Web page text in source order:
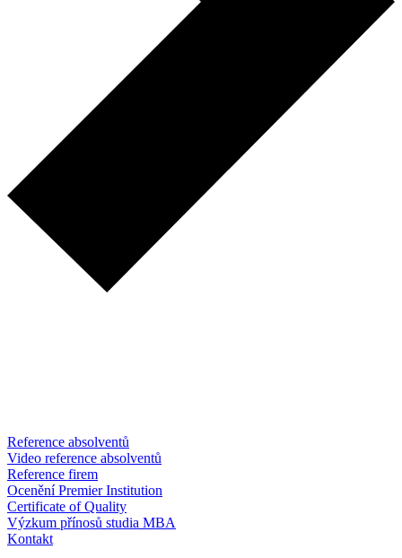
Reference absolventů
Video reference absolventů
Reference firem
Ocenění Premier Institution
Certificate of Quality
Výzkum přínosů studia MBA
Kontakt